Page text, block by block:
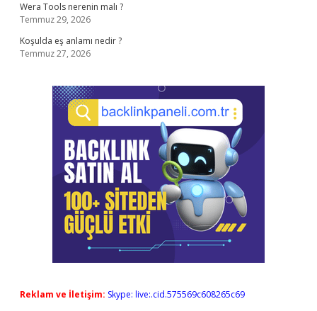
Wera Tools nerenin malı ?
Temmuz 29, 2026
Koşulda eş anlamı nedir ?
Temmuz 27, 2026
Reklam ve İletişim: Skype: live:.cid.575569c608265c69